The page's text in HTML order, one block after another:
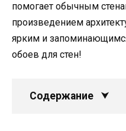
помогает обычным
произведением
ярким и
обоев для стен!
Содержание